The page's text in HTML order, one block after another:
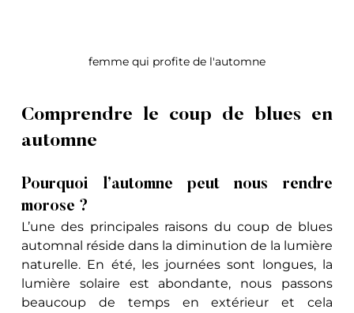
femme qui profite de l'automne
Comprendre le coup de blues en
automne
Pourquoi l’automne peut nous rendre
morose ?
L’une des principales raisons du coup de blues
automnal réside dans la diminution de la lumière
naturelle. En été, les journées sont longues, la
lumière solaire est abondante, nous passons
beaucoup de temps en extérieur et cela